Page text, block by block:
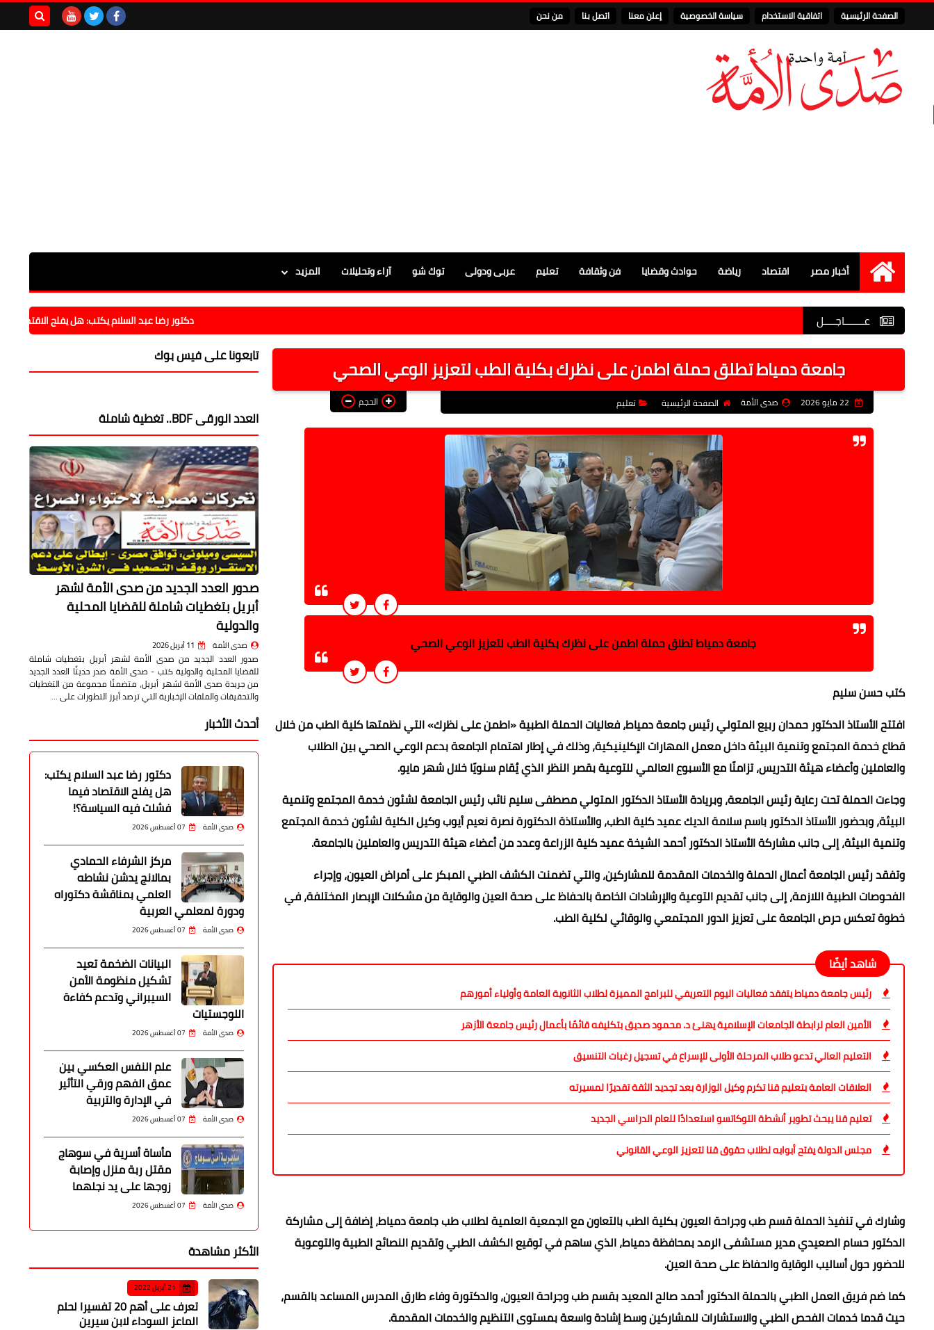
الصفحة الرئيسية اتفاقية الاستخدام سياسة الخصوصية إعلن معنا اتصل بنا من نحن
الرئيسية
أخبار مصر اقتصاد رياضة حوادث وقضايا فن وثقافة تعليم عربى ودولى توك شو آراء وتحليلات المزيد
عـــــــاجــــل دكتور رضا عبد السلام يكتب: هل يفلح الاقتصاد فيما فشلت
جامعة دمياط تطلق حملة اطمن على نظرك بكلية الطب لتعزيز الوعي الصحي
صدى الأمة الصفحة الرئيسية تعليم الحجم
جامعة دمياط تطلق حملة اطمن على نظرك بكلية الطب لتعزيز الوعي الصحي
كتب حسن سليم
افتتح الأستاذ الدكتور حمدان ربيع المتولي رئيس جامعة دمياط، فعاليات الحملة الطبية «اطمن على نظرك» التي نظمتها كلية الطب من خلال
قطاع خدمة المجتمع وتنمية البيئة داخل معمل المهارات الإكلينيكية، وذلك في إطار اهتمام الجامعة بدعم الوعي الصحي بين الطلاب
والعاملين وأعضاء هيئة التدريس، تزامنًا مع الأسبوع العالمي للتوعية بقصر النظر الذي يُقام سنويًا خلال شهر مايو.
وجاءت الحملة تحت رعاية رئيس الجامعة، وبريادة الأستاذ الدكتور المتولي مصطفى سليم نائب رئيس الجامعة لشئون خدمة المجتمع وتنمية
البيئة، وبحضور الأستاذ الدكتور باسم سلامة الديك عميد كلية الطب، والأستاذة الدكتورة نصرة نعيم أيوب وكيل الكلية لشئون خدمة المجتمع
وتنمية البيئة، إلى جانب مشاركة الأستاذ الدكتور أحمد الشيخة عميد كلية الزراعة وعدد من أعضاء هيئة التدريس والعاملين بالجامعة.
وتفقد رئيس الجامعة أعمال الحملة والخدمات المقدمة للمشاركين، والتي تضمنت الكشف الطبي المبكر على أمراض العيون، وإجراء
الفحوصات الطبية اللازمة، إلى جانب تقديم التوعية والإرشادات الخاصة بالحفاظ على صحة العين والوقاية من مشكلات الإبصار المختلفة، في
خطوة تعكس حرص الجامعة على تعزيز الدور المجتمعي والوقائي لكلية الطب.
شاهد أيضًا
رئيس جامعة دمياط يتفقد فعاليات اليوم التعريفي للبرامج المميزة لطلاب الثانوية العامة وأولياء أمورهم
الأمين العام لرابطة الجامعات الإسلامية يهنئ د. محمود صديق بتكليفه قائمًا بأعمال رئيس جامعة الأزهر
التعليم العالي تدعو طلاب المرحلة الأولى للإسراع في تسجيل رغبات التنسيق
العلاقات العامة بتعليم قنا تكرم وكيل الوزارة بعد تجديد الثقة تقديرًا لمسيرته
تعليم قنا يبحث تطوير أنشطة التوكاتسو استعدادًا للعام الدراسي الجديد
مجلس الدولة يفتح أبوابه لطلاب حقوق قنا لتعزيز الوعي القانوني
وشارك في تنفيذ الحملة قسم طب وجراحة العيون بكلية الطب بالتعاون مع الجمعية العلمية لطلاب طب جامعة دمياط، إضافة إلى مشاركة
الدكتور حسام الصعيدي مدير مستشفى الرمد بمحافظة دمياط، الذي ساهم في توقيع الكشف الطبي وتقديم النصائح الطبية والتوعوية
للحضور حول أساليب الوقاية والحفاظ على صحة العين.
كما ضم فريق العمل الطبي بالحملة الدكتور أحمد صالح المعيد بقسم طب وجراحة العيون، والدكتورة وفاء طارق المدرس المساعد بالقسم،
حيث قدما خدمات الفحص الطبي والاستشارات للمشاركين وسط إشادة واسعة بمستوى التنظيم والخدمات المقدمة.
تابعونا على فيس بوك
العدد الورقى BDF.. تغطية شاملة
صدور العدد الجديد من صدى الأمة لشهر
أبريل بتغطيات شاملة للقضايا المحلية
والدولية
صدى الأمة 11 أبريل 2026
صدور العدد الجديد من صدى الأمة لشهر أبريل بتغطيات شاملة
للقضايا المحلية والدولية كتب - صدى الأمة صدر حديثًا العدد الجديد
من جريدة صدى الأمة لشهر أبريل، متضمنًا مجموعة من التغطيات
والتحقيقات والملفات الإخبارية التي ترصد أبرز التطورات على …
أحدث الأخبار
دكتور رضا عبد السلام يكتب:
هل يفلح الاقتصاد فيما
فشلت فيه السياسة؟!
صدى الأمة 07 أغسطس 2026
مركز الشرفاء الحمادي
بمالانج يدشن نشاطه
العلمي بمناقشة دكتوراه
ودورة لمعلمي العربية
صدى الأمة 07 أغسطس 2026
البيانات الضخمة تعيد
تشكيل منظومة الأمن
السيبراني وتدعم كفاءة
اللوجستيات
صدى الأمة 07 أغسطس 2026
علم النفس العكسي بين
عمق الفهم ورقي التأثير
في الإدارة والتربية
صدى الأمة 07 أغسطس 2026
مأساة أسرية في سوهاج
مقتل ربة منزل وإصابة
زوجها على يد نجلهما
صدى الأمة 07 أغسطس 2026
الأكثر مشاهدة
21 أبريل 2022
تعرف على أهم 20 تفسيرا لحلم
الماعز السوداء لابن سيرين